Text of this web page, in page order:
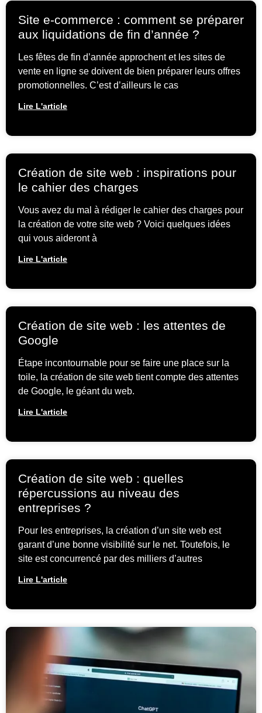
Site e-commerce : comment se préparer
aux liquidations de fin d’année ?
Les fêtes de fin d’année approchent et les sites de
vente en ligne se doivent de bien préparer leurs offres
promotionnelles. C’est d’ailleurs le cas
Lire L'article
Création de site web : inspirations pour
le cahier des charges
Vous avez du mal à rédiger le cahier des charges pour
la création de votre site web ? Voici quelques idées
qui vous aideront à
Lire L'article
Création de site web : les attentes de
Google
Étape incontournable pour se faire une place sur la
toile, la création de site web tient compte des attentes
de Google, le géant du web.
Lire L'article
Création de site web : quelles
répercussions au niveau des
entreprises ?
Pour les entreprises, la création d’un site web est
garant d’une bonne visibilité sur le net. Toutefois, le
site est concurrencé par des milliers d’autres
Lire L'article